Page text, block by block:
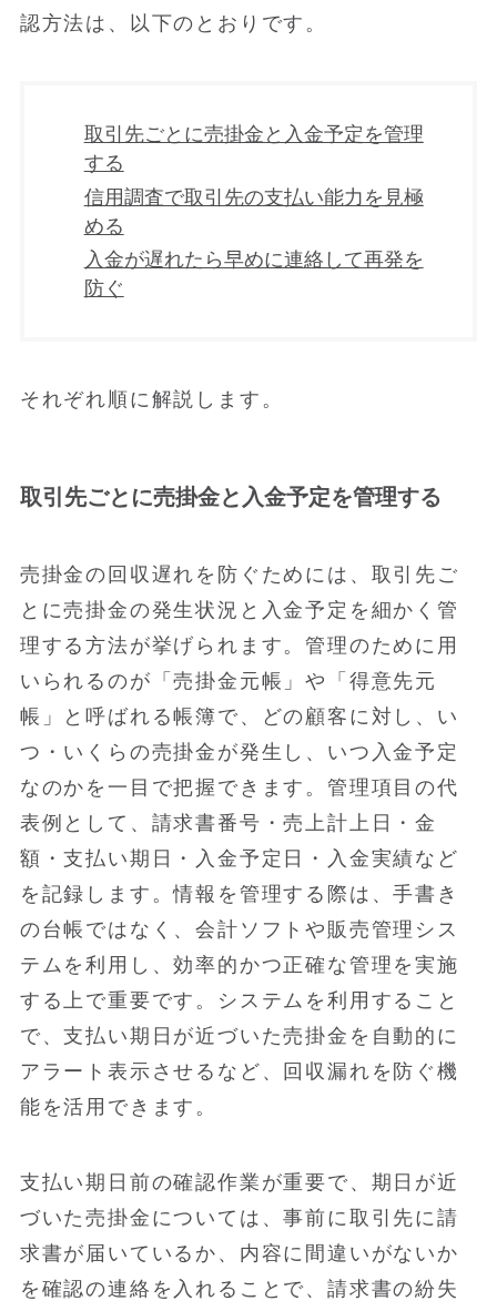
認方法は、以下のとおりです。
取引先ごとに売掛金と入金予定を管理
する
信用調査で取引先の支払い能力を見極
める
入金が遅れたら早めに連絡して再発を
防ぐ
それぞれ順に解説します。
取引先ごとに売掛金と入金予定を管理する
売掛金の回収遅れを防ぐためには、取引先ご
とに売掛金の発生状況と入金予定を細かく管
理する方法が挙げられます。管理のために用
いられるのが「売掛金元帳」や「得意先元
帳」と呼ばれる帳簿で、どの顧客に対し、い
つ・いくらの売掛金が発生し、いつ入金予定
なのかを一目で把握できます。管理項目の代
表例として、請求書番号・売上計上日・金
額・支払い期日・入金予定日・入金実績など
を記録します。情報を管理する際は、手書き
の台帳ではなく、会計ソフトや販売管理シス
テムを利用し、効率的かつ正確な管理を実施
する上で重要です。システムを利用すること
で、支払い期日が近づいた売掛金を自動的に
アラート表示させるなど、回収漏れを防ぐ機
能を活用できます。
支払い期日前の確認作業が重要で、期日が近
づいた売掛金については、事前に取引先に請
求書が届いているか、内容に間違いがないか
を確認の連絡を入れることで、請求書の紛失